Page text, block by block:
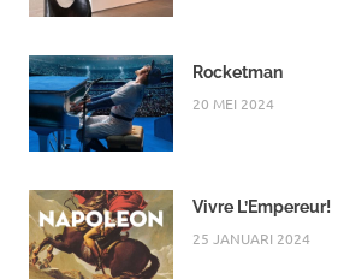
Rocketman
20 MEI 2024
Vivre L’Empereur!
25 JANUARI 2024